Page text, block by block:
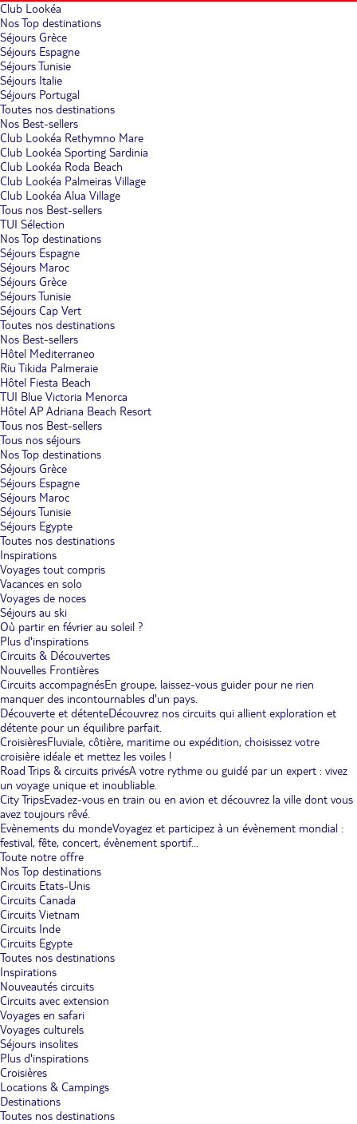
Club Lookéa
Nos Top destinations
Séjours Grèce
Séjours Espagne
Séjours Tunisie
Séjours Italie
Séjours Portugal
Toutes nos destinations
Nos Best-sellers
Club Lookéa Rethymno Mare
Club Lookéa Sporting Sardinia
Club Lookéa Roda Beach
Club Lookéa Palmeiras Village
Club Lookéa Alua Village
Tous nos Best-sellers
TUI Sélection
Nos Top destinations
Séjours Espagne
Séjours Maroc
Séjours Grèce
Séjours Tunisie
Séjours Cap Vert
Toutes nos destinations
Nos Best-sellers
Hôtel Mediterraneo
Riu Tikida Palmeraie
Hôtel Fiesta Beach
TUI Blue Victoria Menorca
Hôtel AP Adriana Beach Resort
Tous nos Best-sellers
Tous nos séjours
Nos Top destinations
Séjours Grèce
Séjours Espagne
Séjours Maroc
Séjours Tunisie
Séjours Egypte
Toutes nos destinations
Inspirations
Voyages tout compris
Vacances en solo
Voyages de noces
Séjours au ski
Où partir en février au soleil ?
Plus d'inspirations
Circuits & Découvertes
Nouvelles Frontières
Circuits accompagnésEn groupe, laissez-vous guider pour ne rien
manquer des incontournables d'un pays.
Découverte et détenteDécouvrez nos circuits qui allient exploration et
détente pour un équilibre parfait.
CroisièresFluviale, côtière, maritime ou expédition, choisissez votre
croisière idéale et mettez les voiles !
Road Trips & circuits privésA votre rythme ou guidé par un expert : vivez
un voyage unique et inoubliable.
City TripsEvadez-vous en train ou en avion et découvrez la ville dont vous
avez toujours rêvé.
Evènements du mondeVoyagez et participez à un évènement mondial :
festival, fête, concert, évènement sportif...
Toute notre offre
Nos Top destinations
Circuits Etats-Unis
Circuits Canada
Circuits Vietnam
Circuits Inde
Circuits Egypte
Toutes nos destinations
Inspirations
Nouveautés circuits
Circuits avec extension
Voyages en safari
Voyages culturels
Séjours insolites
Plus d'inspirations
Croisières
Locations & Campings
Destinations
Toutes nos destinations